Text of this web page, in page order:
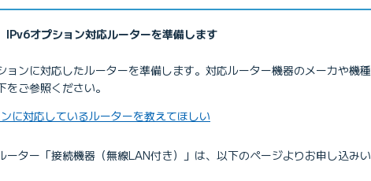
IPv6オプション対応ルーターを準備します
ョンに対応したルーターを準備します。対応ルーター機器のメーカや機種
ご参照ください。
に対応しているルーターを教えてほしい
ーター「接続機器（無線LAN付き）」は、以下のページよりお申し込みい